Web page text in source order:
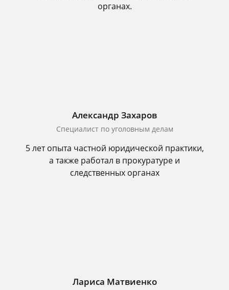
органах.
Александр Захаров
Специалист по уголовным делам
5 лет опыта частной юридической практики,
а также работал в прокуратуре и
следственных органах
Лариса Матвиенко